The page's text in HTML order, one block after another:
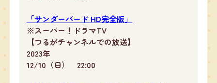
「サンダーバード HD完全版」
※スーパー！ドラマTV
【つるがチャンネルでの放送】
2023年
12/10（日） 22:00